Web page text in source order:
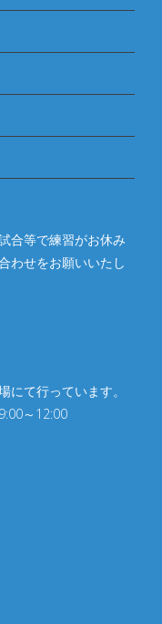
合等で練習がお休み
わせをお願いいたし
にて行っています。
～12:00